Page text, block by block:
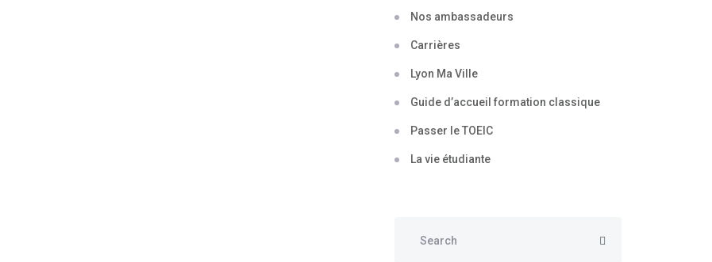
Nos ambassadeurs
Carrières
Lyon Ma Ville
Guide d’accueil formation classique
Passer le TOEIC
La vie étudiante